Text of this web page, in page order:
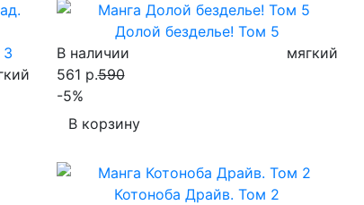
3
Долой безделье! Том 5
В наличии
мягкий
561 р.590
-5%
В корзину
Котоноба Драйв. Том 2